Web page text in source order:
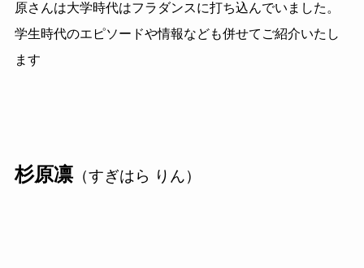
原さんは大学時代はフラダンスに打ち込んでいました。
学生時代のエピソードや情報なども併せてご紹介いたし
ます
杉原凛（すぎはら りん）